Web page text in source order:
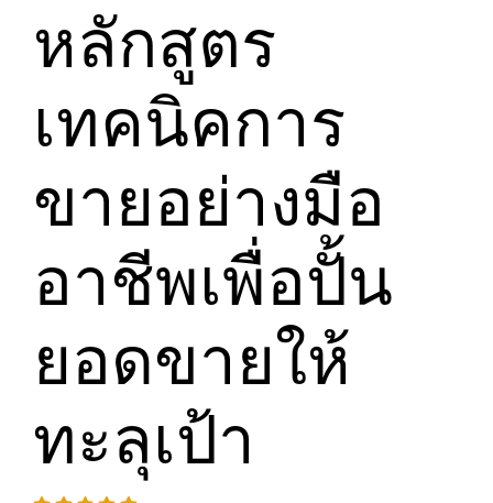
หลักสูตร
เทคนิคการ
ขายอย่างมือ
อาชีพเพื่อปั้น
ยอดขายให้
ทะลุเป้า